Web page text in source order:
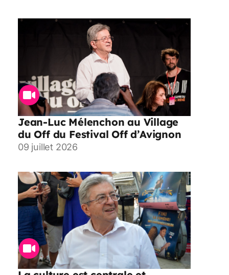
Jean-Luc Mélenchon au Village
du Off du Festival Off d’Avignon
09 juillet 2026